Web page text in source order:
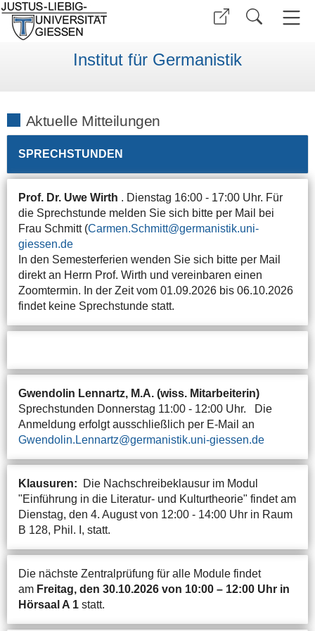
Institut für Germanistik
Aktuelle Mitteilungen
SPRECHSTUNDEN
Prof. Dr. Uwe Wirth . Dienstag 16:00 - 17:00 Uhr. Für
die Sprechstunde melden Sie sich bitte per Mail bei
Frau Schmitt (Carmen.Schmitt
In den Semesterferien wenden Sie sich bitte per Mail
direkt an Herrn Prof. Wirth und vereinbaren einen
Zoomtermin. In der Zeit vom 01.09.2026 bis 06.10.2026
findet keine Sprechstunde statt.
Gwendolin Lennartz, M.A. (wiss. Mitarbeiterin)
Sprechstunden Donnerstag 11:00 - 12:00 Uhr. Die
Anmeldung erfolgt ausschließlich per E-Mail an
Gwendolin.Lennartz
Klausuren: Die Nachschreibeklausur im Modul
"Einführung in die Literatur- und Kulturtheorie" findet am
Dienstag, den 4. August von 12:00 - 14:00 Uhr in Raum
B 128, Phil. I, statt.
Die nächste Zentralprüfung für alle Module findet
amFreitag, den 30.10.2026 von 10:00 – 12:00 Uhr in
Hörsaal A 1 statt.